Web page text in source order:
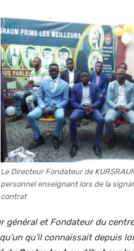
Le Directeur Fondateur de
personnel enseignant lors de la
contrat
général et Fondateur du
qu’il connaissait depuis